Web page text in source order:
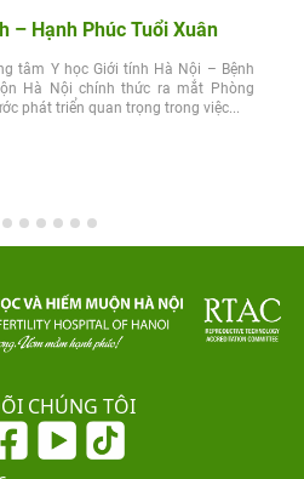
– Hạnh Phúc Tuổi Xuân
tâm Y học Giới tính Hà Nội – Bệnh
Hà Nội chính thức ra mắt Phòng
phát triển quan trọng trong việc...
CHÚNG TÔI